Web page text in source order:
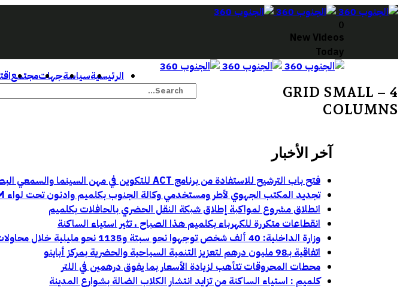
0
New Videos
Today
الرئيسيةسياسةجهاتمجتمع
آخر الأخبار
فتح باب الترشيح للاستفادة من برنامج ACT للتكوين في مهن السينما والسمعي البصري بجهة كلميم وادنون
تجديد المكتب الجهوي لأطر ومستخدمي وكالة الجنوب بكلميم وادنون تحت لواء UGTM
انطلاق مشروع لمواكبة إطلاق شبكة النقل الحضري بالحافلات بكلميم
انقطاعات متكررة للكهرباء بكلميم هذا الصباح ، تثير استياء الساكنة
وزارة الداخلية: 40 ألف شخص توجهوا نحو سبتة و1135 نحو مليلية خلال محاولات العبور الأخيرة:
اتفاقية بـ98 مليون درهم لتعزيز التنمية السياحية والحضرية بمركز أباينو
محطات المحروقات تتأهب لزيادة الأسعار بما يفوق درهمين في اللتر
كلميم : استياء الساكنة من تزايد انتشار الكلاب الضالة بشوارع المدينة
GRID SMALL – 4
COLUMNS